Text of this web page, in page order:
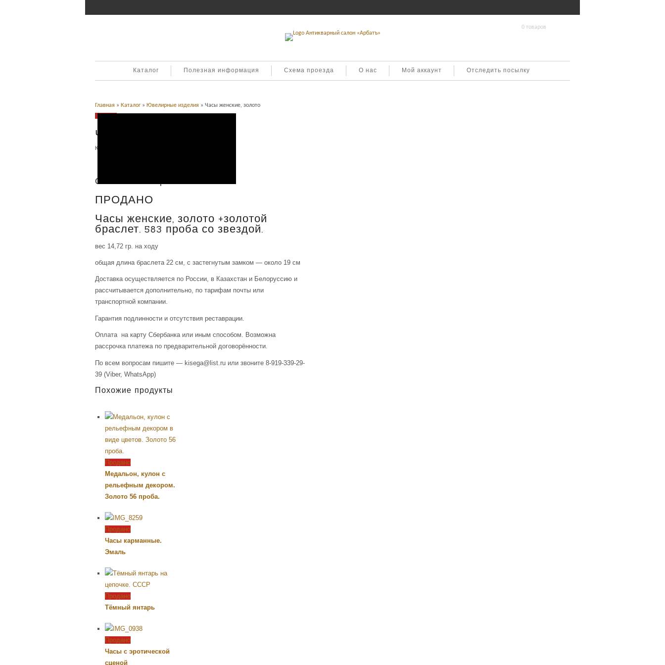
0 товаров
Каталог Полезная информация Схема проезда О нас Мой аккаунт Отследить посылку
Главная » Каталог » Ювелирные изделия » Часы женские, золото
Продано
Часы женские, золото
Категория:
Описание товара
ПРОДАНО
Часы женские, золото +золотой
браслет. 583 проба со звездой.
вес 14,72 гр. на ходу
общая длина браслета 22 см, с застегнутым замком — около 19 см
Доставка осуществляется по России, в Казахстан и Белоруссию и
рассчитывается дополнительно, по тарифам почты или
транспортной компании.
Гарантия подлинности и отсутствия реставрации.
Оплата на карту Сбербанка или иным способом. Возможна
рассрочка платежа по предварительной договорённости.
По всем вопросам пишите — kisega@list.ru или звоните 8-919-339-29-
39 (Viber, WhatsApp)
Похожие продукты
Продано
Медальон, кулон с
рельефным декором.
Золото 56 проба.
Продано
Часы карманные.
Эмаль
Продано
Тёмный янтарь
Продано
Часы с эротической
сценой